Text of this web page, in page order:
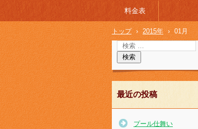
料金表
トップ › 2015年 › 01月
最近の投稿
プール仕舞い